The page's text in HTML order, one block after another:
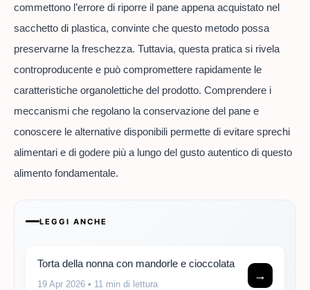
commettono l’errore di riporre il pane appena acquistato nel
sacchetto di plastica, convinte che questo metodo possa
preservarne la freschezza. Tuttavia, questa pratica si rivela
controproducente e può compromettere rapidamente le
caratteristiche organolettiche del prodotto. Comprendere i
meccanismi che regolano la conservazione del pane e
conoscere le alternative disponibili permette di evitare sprechi
alimentari e di godere più a lungo del gusto autentico di questo
alimento fondamentale.
LEGGI ANCHE
Torta della nonna con mandorle e cioccolata
19 Apr 2026 • 11 min di lettura
→